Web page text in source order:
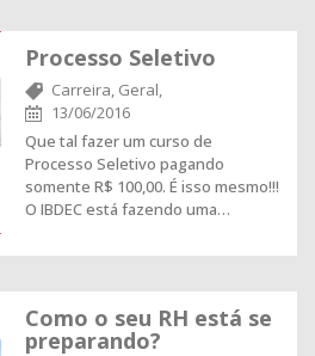
Processo Seletivo
Carreira, Geral,
13/06/2016
Que tal fazer um curso de
Processo Seletivo pagando
somente R$ 100,00. É isso mesmo!!!
O IBDEC está fazendo uma…
Como o seu RH está se
preparando?